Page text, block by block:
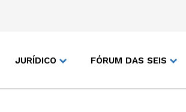
JURÍDICO FÓRUM DAS SEIS